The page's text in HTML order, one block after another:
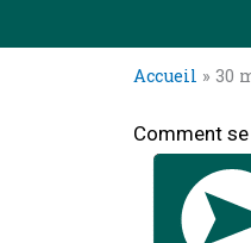
Accueil » 30
Comment